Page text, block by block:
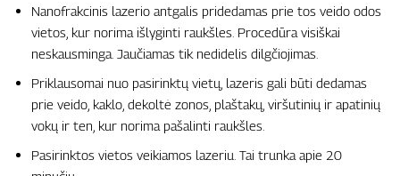
Nanofrakcinis lazerio antgalis pridedamas prie tos veido odos
vietos, kur norima išlyginti raukšles. Procedūra visiškai
neskausminga. Jaučiamas tik nedidelis dilgčiojimas.
Priklausomai nuo pasirinktų vietų, lazeris gali būti dedamas
prie veido, kaklo, dekoltė zonos, plaštakų, viršutinių ir apatinių
vokų ir ten, kur norima pašalinti raukšles.
Pasirinktos vietos veikiamos lazeriu. Tai trunka apie 20